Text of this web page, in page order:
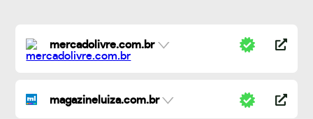
mercadolivre.com.br
magazineluiza.com.br